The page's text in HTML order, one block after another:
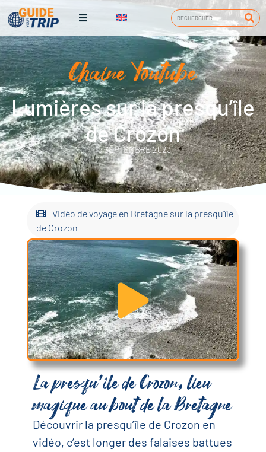
Chaine Youtube
Lumières sur la presqu’île
de Crozon
15 SEPTEMBRE 2023
Vidéo de voyage en Bretagne sur la presqu’île
de Crozon
La presqu’île de Crozon, lieu
magique au bout de la Bretagne
Découvrir la presqu’île de Crozon en
vidéo, c’est longer des falaises battues